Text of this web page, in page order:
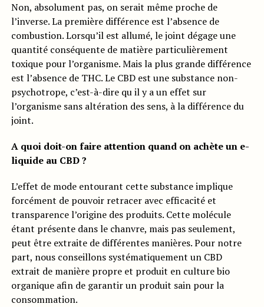
Non, absolument pas, on serait même proche de
l’inverse. La première différence est l’absence de
combustion. Lorsqu’il est allumé, le joint dégage une
quantité conséquente de matière particulièrement
toxique pour l’organisme. Mais la plus grande différence
est l’absence de THC. Le CBD est une substance non-
psychotrope, c’est-à-dire qu il y a un effet sur
l’organisme sans altération des sens, à la différence du
joint.
A quoi doit-on faire attention quand on achète un e-
liquide au CBD ?
L’effet de mode entourant cette substance implique
forcément de pouvoir retracer avec efficacité et
transparence l’origine des produits. Cette molécule
étant présente dans le chanvre, mais pas seulement,
peut être extraite de différentes manières. Pour notre
part, nous conseillons systématiquement un CBD
extrait de manière propre et produit en culture bio
organique afin de garantir un produit sain pour la
consommation.